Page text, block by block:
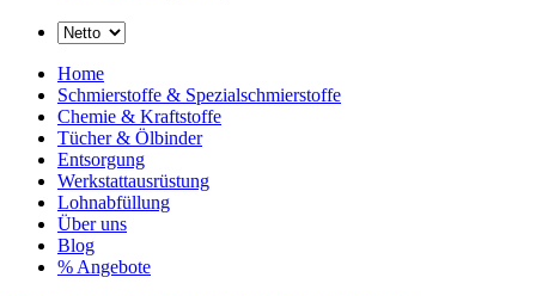
Home
Schmierstoffe & Spezialschmierstoffe
Chemie & Kraftstoffe
Tücher & Ölbinder
Entsorgung
Werkstattausrüstung
Lohnabfüllung
Über uns
Blog
% Angebote